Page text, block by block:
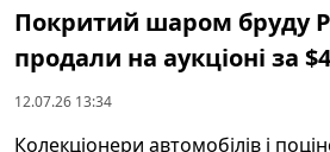
Покритий шаром бруду
продали на аукціоні за
12.07.26 13:34
Колекціонери автомобілів і